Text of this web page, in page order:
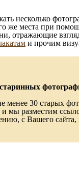
несколько
места при
отражающие
и прочим
старинных
30 старых
мы разместим
с Вашего